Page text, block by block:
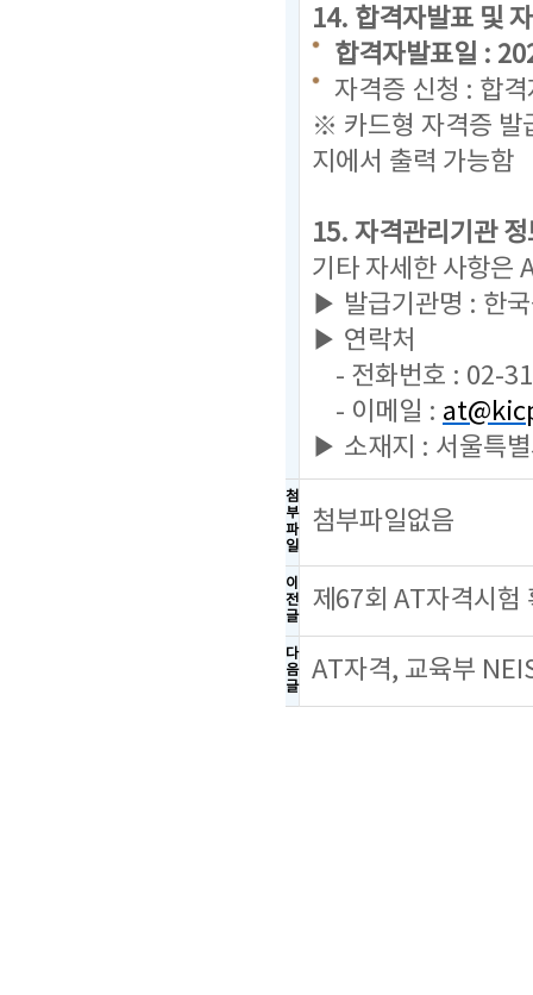
14. 합격자발표 및
합격자발표일 :
자격증 신청 : 합
※ 카드형 자격증 발
지에서 출력 가능함
15. 자격관리기관 정
기타 자세한 사항은
▶ 발급기관명 : 한
▶ 연락처
- 전화번호 : 02-
- 이메일 :
▶ 소재지 : 서울특
첨
부
파
일
첨부파일없음
이
전
글
제67회 AT자격시험
다
음
글
AT자격, 교육부